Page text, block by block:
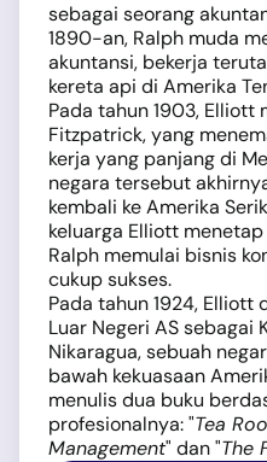
sebagai seorang
1890-an, Ralph muda
akuntansi, bekerja
kereta api di Amerika
Pada tahun 1903, Elliott
Fitzpatrick, yang
kerja yang panjang di
negara tersebut
kembali ke Amerika
keluarga Elliott
Ralph memulai bisnis
cukup sukses.
Pada tahun 1924,
Luar Negeri AS sebagai
Nikaragua, sebuah
bawah kekuasaan
menulis dua buku
profesionalnya: "Tea
Management" dan "The